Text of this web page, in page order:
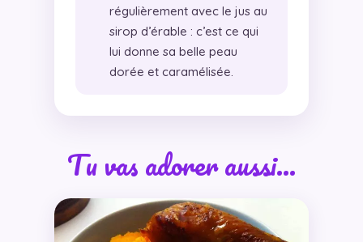
régulièrement avec le jus au
sirop d’érable : c’est ce qui
lui donne sa belle peau
dorée et caramélisée.
Tu vas adorer aussi…